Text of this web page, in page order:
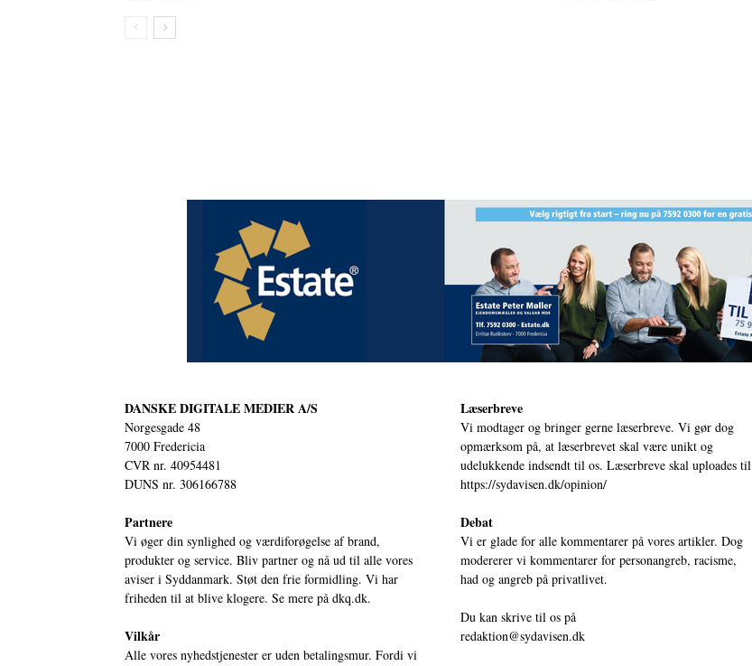
DANSKE DIGITALE MEDIER A/S
Norgesgade 48
7000 Fredericia
CVR nr. 40954481
DUNS nr. 306166788
Partnere
Vi øger din synlighed og værdiforøgelse af brand,
produkter og service. Bliv partner og nå ud til alle vores
aviser i Syddanmark. Støt den frie formidling. Vi har
friheden til at blive klogere. Se mere på dkq.dk.
Vilkår
Alle vores nyhedstjenester er uden betalingsmur. Fordi vi
Læserbreve
Vi modtager og bringer gerne læserbreve. Vi gør dog
opmærksom på, at læserbrevet skal være unikt og
udelukkende indsendt til os. Læserbreve skal uploades til
https://sydavisen.dk/opinion/
Debat
Vi er glade for alle kommentarer på vores artikler. Dog
modererer vi kommentarer for personangreb, racisme,
had og angreb på privatlivet.
Du kan skrive til os på
redaktion@sydavisen.dk